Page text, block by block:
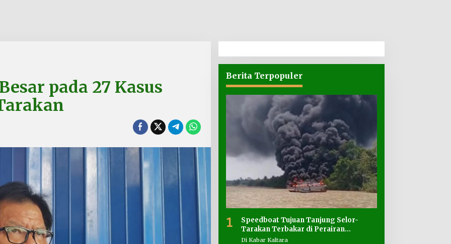
pada 27 Kasus
Berita Terpopuler
1
Speedboat Tujuan Tanjung Selor-
Tarakan Terbakar di Perairan
Salimbatu
Di Kabar Kaltara